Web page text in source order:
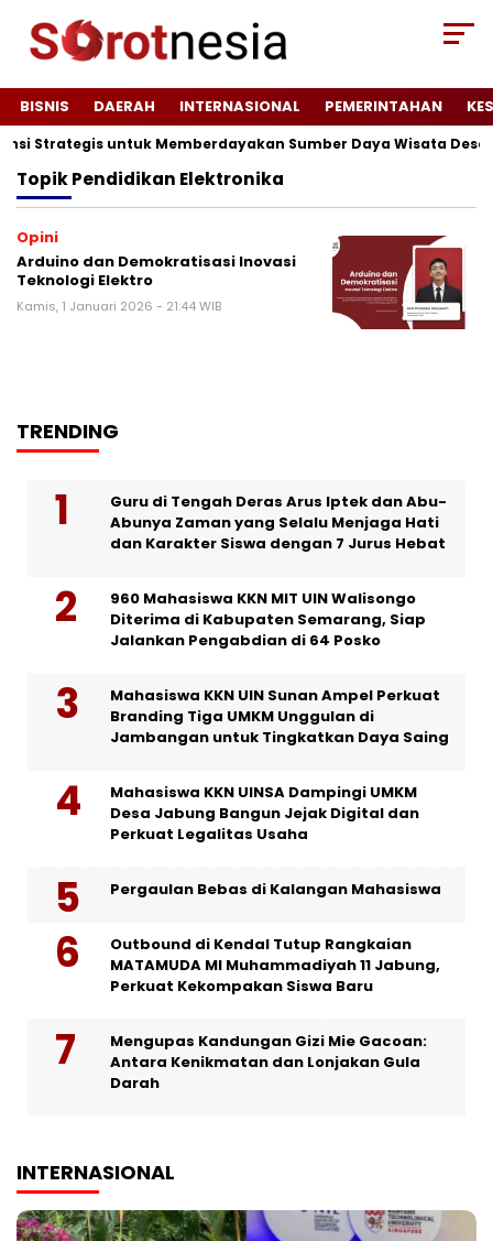
BISNIS DAERAH INTERNASIONAL PEMERINTAHAN
Strategis untuk Memberdayakan Sumber Daya Wisata Desa
TopikPendidikan Elektronika
Opini
Arduino dan Demokratisasi Inovasi
Teknologi Elektro
Kamis, 1 Januari 2026 - 21:44 WIB
TRENDING
Guru di Tengah Deras Arus Iptek dan Abu-
Abunya Zaman yang Selalu Menjaga Hati
dan Karakter Siswa dengan 7 Jurus Hebat
960 Mahasiswa KKN MIT UIN Walisongo
Diterima di Kabupaten Semarang, Siap
Jalankan Pengabdian di 64 Posko
Mahasiswa KKN UIN Sunan Ampel Perkuat
Branding Tiga UMKM Unggulan di
Jambangan untuk Tingkatkan Daya Saing
Mahasiswa KKN UINSA Dampingi UMKM
Desa Jabung Bangun Jejak Digital dan
Perkuat Legalitas Usaha
Pergaulan Bebas di Kalangan Mahasiswa
Outbound di Kendal Tutup Rangkaian
MATAMUDA MI Muhammadiyah 11 Jabung,
Perkuat Kekompakan Siswa Baru
Mengupas Kandungan Gizi Mie Gacoan:
Antara Kenikmatan dan Lonjakan Gula
Darah
INTERNASIONAL